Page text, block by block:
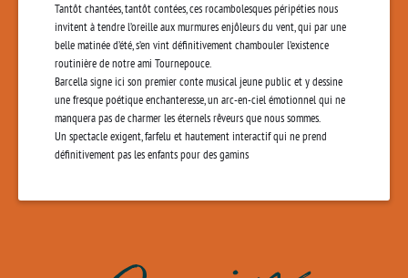
Tantôt chantées, tantôt contées, ces rocambolesques péripéties nous
invitent à tendre l’oreille aux murmures enjôleurs du vent, qui par une
belle matinée d’été, s’en vint définitivement chambouler l’existence
routinière de notre ami Tournepouce.
Barcella signe ici son premier conte musical jeune public et y dessine
une fresque poétique enchanteresse, un arc-en-ciel émotionnel qui ne
manquera pas de charmer les éternels rêveurs que nous sommes.
Un spectacle exigent, farfelu et hautement interactif qui ne prend
définitivement pas les enfants pour des gamins